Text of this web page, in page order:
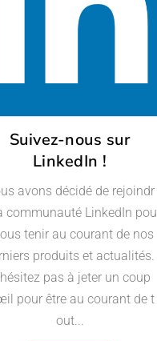
Suivez-nous sur
LinkedIn !
avons décidé de rejoindr
communauté LinkedIn pou
tenir au courant de nos
produits et actualités.
pas à jeter un coup
pour être au courant de t
out...